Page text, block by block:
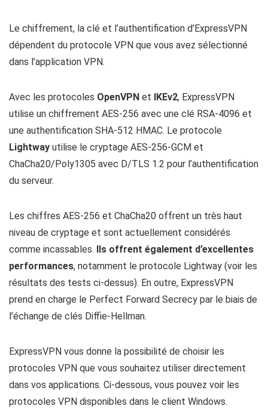
Le chiffrement, la clé et l’authentification d’ExpressVPN
dépendent du protocole VPN que vous avez sélectionné
dans l’application VPN.
Avec les protocoles OpenVPN et IKEv2, ExpressVPN
utilise un chiffrement AES-256 avec une clé RSA-4096 et
une authentification SHA-512 HMAC. Le protocole
Lightway utilise le cryptage AES-256-GCM et
ChaCha20/Poly1305 avec D/TLS 1.2 pour l’authentification
du serveur.
Les chiffres AES-256 et ChaCha20 offrent un très haut
niveau de cryptage et sont actuellement considérés
comme incassables. Ils offrent également d’excellentes
performances, notamment le protocole Lightway (voir les
résultats des tests ci-dessus). En outre, ExpressVPN
prend en charge le Perfect Forward Secrecy par le biais de
l’échange de clés Diffie-Hellman.
ExpressVPN vous donne la possibilité de choisir les
protocoles VPN que vous souhaitez utiliser directement
dans vos applications. Ci-dessous, vous pouvez voir les
protocoles VPN disponibles dans le client Windows.